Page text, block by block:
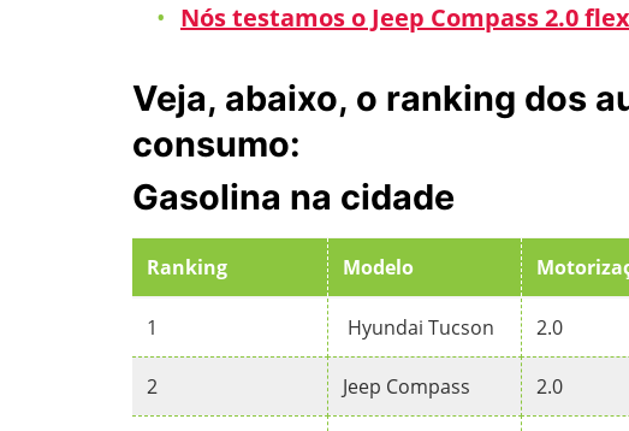
Nós testamos o Jeep Compass 2.0
Veja, abaixo, o ranking dos
consumo:
Gasolina na cidade
Ranking Modelo
1 Hyundai Tucson 2.0
2 Jeep Compass 2.0